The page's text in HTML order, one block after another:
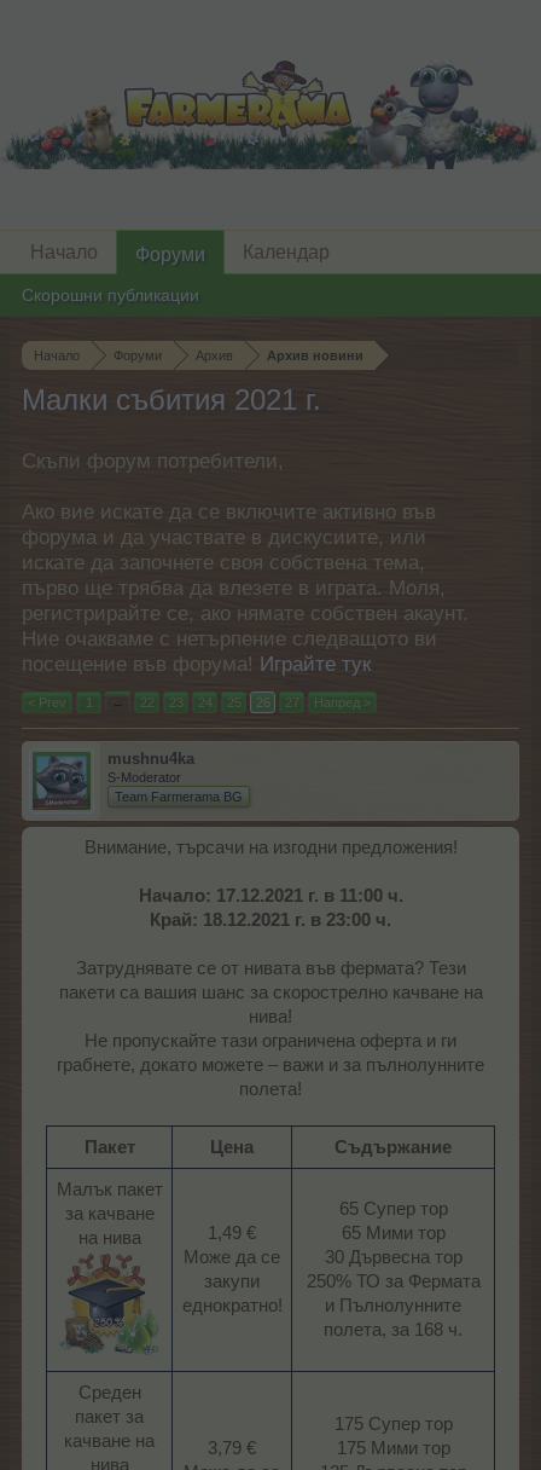
Начало Форуми Архив Архив новини
Малки събития 2021 г.
Скъпи форум потребители,
Ако вие искате да се включите активно във
форума и да участвате в дискусиите, или
искате да започнете своя собствена тема,
първо ще трябва да влезете в играта. Моля,
регистрирайте се, ако нямате собствен акаунт.
Ние очакваме с нетърпение следващото ви
посещение във форума! Играйте тук
< Prev 1 ← 22 23 24 25 26 27 Напред >
mushnu4ka
S-Moderator
Team Farmerama BG
Внимание, търсачи на изгодни предложения!
Начало: 17.12.2021 г. в 11:00 ч.
Край: 18.12.2021 г. в 23:00 ч.
Затруднявате се от нивата във фермата? Тези
пакети са вашия шанс за скорострелно качване на
нива!
Не пропускайте тази ограничена оферта и ги
грабнете, докато можете – важи и за пълнолунните
полета!
Пакет Цена Съдържание
Малък пакет
за качване
на нива
1,49 €
Може да се
закупи
еднократно!​
65 Супер тор
65 Мими тор
30 Дървесна тор
250% ТО за Фермата
и Пълнолунните
полета, за 168 ч.​
Среден
пакет за
качване на
нива
3,79 €
175 Супер тор
175 Мими тор
Начало Форуми
Скорошни публикации
Календар